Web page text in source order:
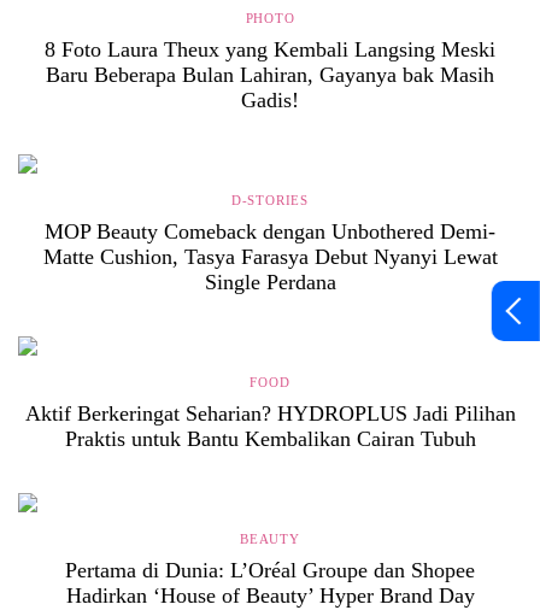
PHOTO
8 Foto Laura Theux yang Kembali Langsing Meski
Baru Beberapa Bulan Lahiran, Gayanya bak Masih
Gadis!
D-STORIES
MOP Beauty Comeback dengan Unbothered Demi-
Matte Cushion, Tasya Farasya Debut Nyanyi Lewat
Single Perdana
FOOD
Aktif Berkeringat Seharian? HYDROPLUS Jadi Pilihan
Praktis untuk Bantu Kembalikan Cairan Tubuh
BEAUTY
Pertama di Dunia: L’Oréal Groupe dan Shopee
Hadirkan ‘House of Beauty’ Hyper Brand Day